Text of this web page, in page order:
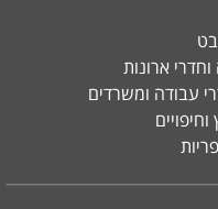
ארונות
עבודה ומשרדים